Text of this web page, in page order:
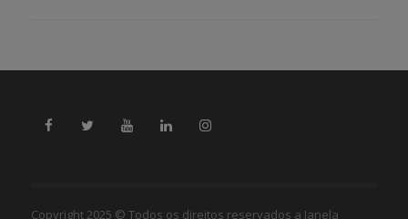
Copyright 2025 © Todos os direitos reservados a Janela